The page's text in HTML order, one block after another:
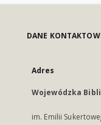
DANE
Adres
Wojewódzka
im. Emilii